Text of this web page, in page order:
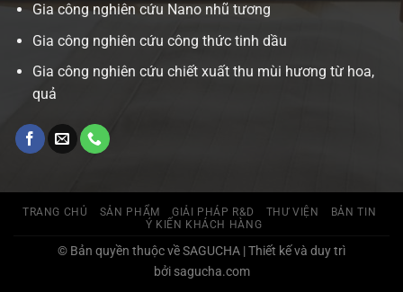
Gia công nghiên cứu Nano nhũ tương
Gia công nghiên cứu công thức tinh dầu
Gia công nghiên cứu chiết xuất thu mùi hương từ hoa,
quả
TRANG CHỦ SẢN PHẨM GIẢI PHÁP R&D THƯ VIỆN
BẢN TIN
Ý KIẾN KHÁCH HÀNG
© Bản quyền thuộc về SAGUCHA | Thiết kế và duy trì
bởi sagucha.com